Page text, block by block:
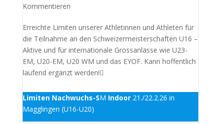
Kommentieren
Erreichte Limiten unserer Athletinnen und Athleten für
die Teilnahme an den Schweizermeisterschaften U16 –
Aktive und für internationale Grossanlässe wie U23-
EM, U20-EM, U20 WM und das EYOF. Kann hoffentlich
laufend ergänzt werden!
Limiten Nachwuchs-SM Indoor21./22.2.26 in
Magglingen (U16-U20)